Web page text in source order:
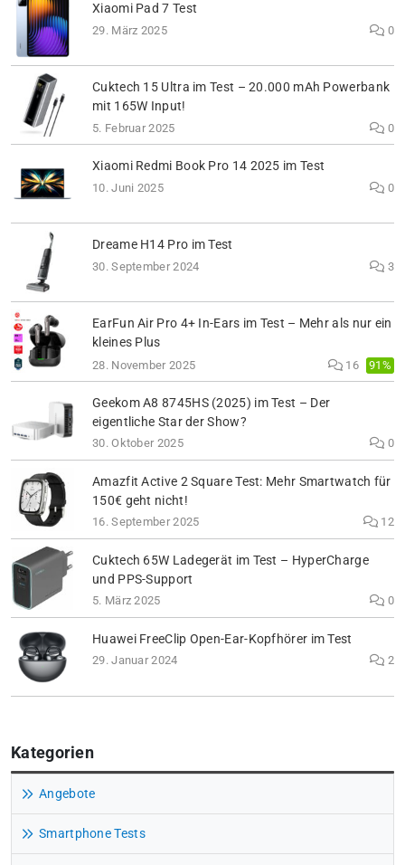
Xiaomi Pad 7 Test
29. März 2025 0
Cuktech 15 Ultra im Test – 20.000 mAh Powerbank
mit 165W Input!
5. Februar 2025 0
Xiaomi Redmi Book Pro 14 2025 im Test
10. Juni 2025 0
Dreame H14 Pro im Test
30. September 2024 3
EarFun Air Pro 4+ In-Ears im Test – Mehr als nur ein
kleines Plus
28. November 2025 16 91%
Geekom A8 8745HS (2025) im Test – Der
eigentliche Star der Show?
30. Oktober 2025 0
Amazfit Active 2 Square Test: Mehr Smartwatch für
150€ geht nicht!
16. September 2025 12
Cuktech 65W Ladegerät im Test – HyperCharge
und PPS-Support
5. März 2025 0
Huawei FreeClip Open-Ear-Kopfhörer im Test
29. Januar 2024 2
Kategorien
Angebote
Smartphone Tests